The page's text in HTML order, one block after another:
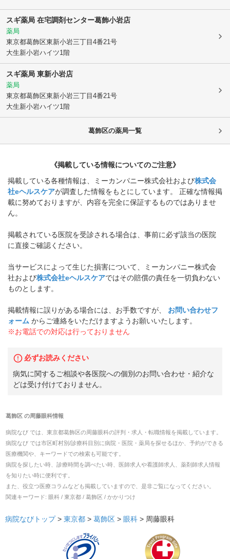
スギ薬局 在宅調剤センター葛飾小岩店
薬局
東京都葛飾区東新小岩三丁目4番21号
大生新小岩ハイツ1階
スギ薬局 東新小岩店
薬局
東京都葛飾区東新小岩三丁目4番21号
大生新小岩ハイツ1階
葛飾区の薬局一覧
《掲載している情報についてのご注意》
掲載している各種情報は、ミーカンパニー株式会社および株式会
社eヘルスケアが調査した情報をもとにしています。 正確な情報掲
載に努めておりますが、内容を完全に保証するものではありませ
ん。
掲載されている医院を受診される場合は、事前に必ず該当の医院
に直接ご確認ください。
当サービスによって生じた損害について、ミーカンパニー株式会
社および株式会社eヘルスケアではその賠償の責任を一切負わない
ものとします。
掲載情報に誤りがある場合には、お手数ですが、
お問い合わせフ
ォーム からご連絡をいただけますようお願いいたします。
※お電話での対応は行っておりません
必ずお読みください
病気に関するご相談や各医院への個別のお問い合わせ・紹介な
どは受け付けておりません。
葛飾区の周藤眼科情報
病院なび では、 東京都葛飾区の周藤眼科の評判・求人・転職情報を掲載しています。
病院なび では市区町村別/診療科目別に病院・医院・薬局を探せるほか、予約ができる
医療機関や、キーワードでの検索も可能です。
病院を探したい時、診療時間を調べたい時、医師求人や看護師求人、薬剤師求人情報
を知りたい時に便利です。
また、役立つ医療コラムなども掲載していますので、是非ご覧になってください。
関連キーワード: 眼科 / 東京都 / 葛飾区 / かかりつけ
病院なびトップ> 東京都 > 葛飾区 > 眼科 > 周藤眼科